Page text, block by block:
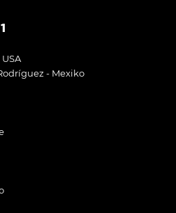
- Mexiko